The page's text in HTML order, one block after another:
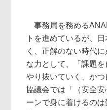
事務局を務める
トを進めているが、
く、正解のない時代
な力として、「課題
やり抜いていく、か
協議会では「（安全
ーンで身に着けるの